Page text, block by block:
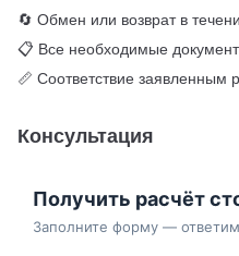
🔄 Обмен или возврат в
📋 Все необходимые
📏 Соответствие заявленным
Консультация
Получить расчёт
Заполните форму —